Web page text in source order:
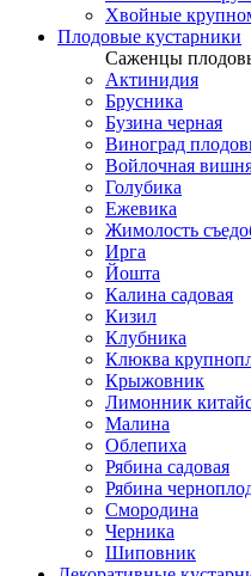
Хвойные
Плодовые кустарники
Саженцы
Актинидия
Брусника
Бузина черная
Виноград
Войлочная
Голубика
Ежевика
Жимолость
Ирга
Йошта
Калина садовая
Кизил
Клубника
Клюква
Крыжовник
Лимонник
Малина
Облепиха
Рябина садовая
Рябина
Смородина
Черника
Шиповник